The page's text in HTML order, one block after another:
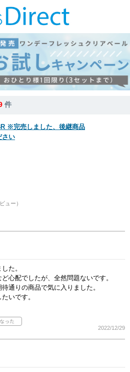
件
※完売しました、後継商品
さい
ュー）
た。
心配でしたが、全然問題ないです。
通りの商品で気に入りました。
いです。
2022/12/29